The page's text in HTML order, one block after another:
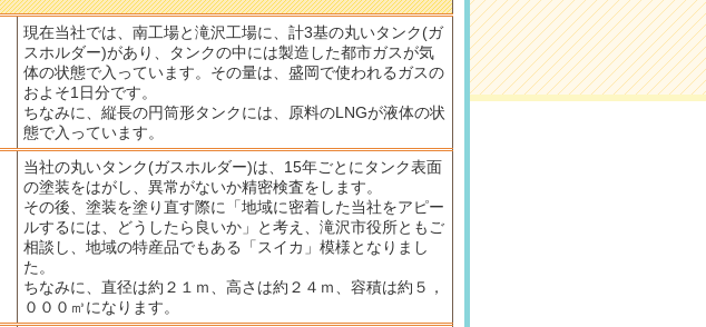
現在当社では、南工場と滝沢工場に、計3基の丸いタンク(ガ
スホルダー)があり、タンクの中には製造した都市ガスが気
体の状態で入っています。その量は、盛岡で使われるガスの
およそ1日分です。
ちなみに、縦長の円筒形タンクには、原料のLNGが液体の状
態で入っています。
当社の丸いタンク(ガスホルダー)は、15年ごとにタンク表面
の塗装をはがし、異常がないか精密検査をします。
その後、塗装を塗り直す際に「地域に密着した当社をアピー
ルするには、どうしたら良いか」と考え、滝沢市役所ともご
相談し、地域の特産品でもある「スイカ」模様となりまし
た。
ちなみに、直径は約２１ｍ、高さは約２４ｍ、容積は約５，
０００㎥になります。